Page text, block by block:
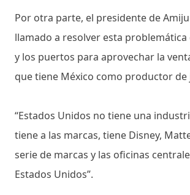
Por otra parte, el presidente de
llamado a resolver esta problemática
y los puertos para aprovechar la
que tiene México como productor de
“Estados Unidos no tiene una
tiene a las marcas, tiene Disney,
serie de marcas y las oficinas
Estados Unidos”.